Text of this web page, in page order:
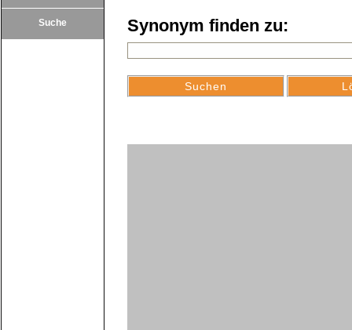
Suche Synonym finden zu: